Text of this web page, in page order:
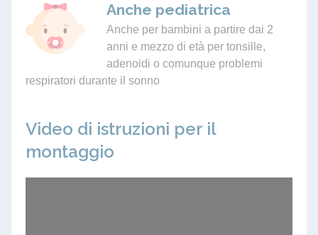
Anche pediatrica
Anche per bambini a partire dai 2
anni e mezzo di età per tonsille,
adenoidi o comunque problemi
respiratori durante il sonno
Video di istruzioni per il
montaggio